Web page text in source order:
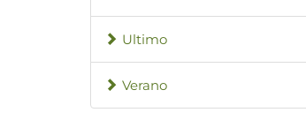
Ultimo
Verano